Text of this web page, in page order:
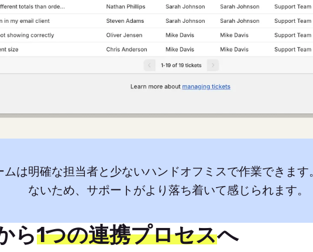
は明確な担当者と少ないハンドオフミスで作業できま
ないため、サポートがより落ち着いて感じられます。
ら1つの連携プロセスへ